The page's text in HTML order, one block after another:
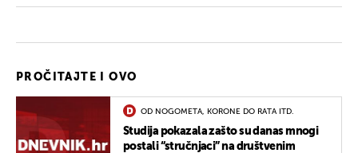
PROČITAJTE I OVO
OD NOGOMETA, KORONE DO RATA ITD.
Studija pokazala zašto su danas mnogi
postali “stručnjaci” na društvenim